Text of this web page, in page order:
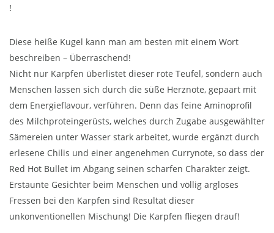
!
Diese heiße Kugel kann man am besten mit einem Wort
beschreiben – Überraschend!
Nicht nur Karpfen überlistet dieser rote Teufel, sondern auch
Menschen lassen sich durch die süße Herznote, gepaart mit
dem Energieflavour, verführen. Denn das feine Aminoprofil
des Milchproteingerüsts, welches durch Zugabe ausgewählter
Sämereien unter Wasser stark arbeitet, wurde ergänzt durch
erlesene Chilis und einer angenehmen Currynote, so dass der
Red Hot Bullet im Abgang seinen scharfen Charakter zeigt.
Erstaunte Gesichter beim Menschen und völlig argloses
Fressen bei den Karpfen sind Resultat dieser
unkonventionellen Mischung! Die Karpfen fliegen drauf!